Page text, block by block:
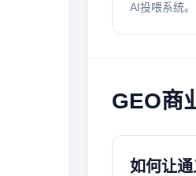
AI投喂系统。
GEO商
如何让